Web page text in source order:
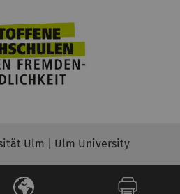
Ulm | Ulm University